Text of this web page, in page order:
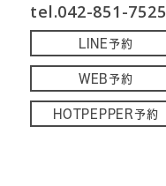
tel.042-851-7525
LINE予約
WEB予約
HOTPEPPER予約